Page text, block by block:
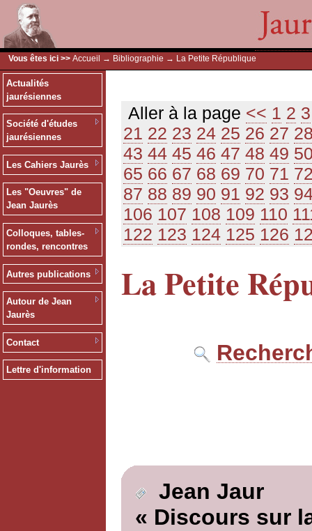
Vous êtes ici >> Accueil → Bibliographie → La Petite République
Actualités
jaurésiennes
Société d'études
jaurésiennes
Les Cahiers Jaurès
Les "Oeuvres" de
Jean Jaurès
Colloques, tables-
rondes, rencontres
Autres publications
Autour de Jean
Jaurès
Contact
Lettre d'information
Aller à la page << 1 2 3
21 22 23 24 25 26 27
43 44 45 46 47 48 49
65 66 67 68 69 70 71
87 88 89 90 91 92 93
106 107 108 109 110
122 123 124 125 126
La Petite
Jean Jaur
« Discours sur